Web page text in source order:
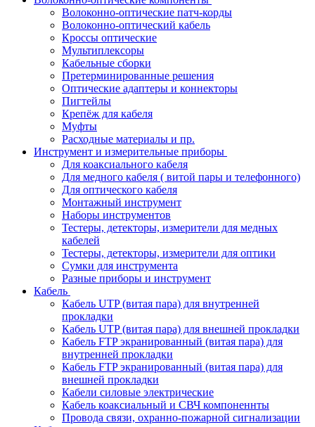
Волоконно-оптические патч-корды
Волоконно-оптический кабель
Кроссы оптические
Мультиплексоры
Кабельные сборки
Претерминированные решения
Оптические адаптеры и коннекторы
Пигтейлы
Крепёж для кабеля
Муфты
Расходные материалы и пр.
Инструмент и измерительные приборы
Для коаксиального кабеля
Для медного кабеля ( витой пары и телефонного)
Для оптического кабеля
Монтажный инструмент
Наборы инструментов
Тестеры, детекторы, измерители для медных
кабелей
Тестеры, детекторы, измерители для оптики
Сумки для инструмента
Разные приборы и инструмент
Кабель
Кабель UTP (витая пара) для внутренней
прокладки
Кабель UTP (витая пара) для внешней прокладки
Кабель FTP экранированный (витая пара) для
внутренней прокладки
Кабель FTP экранированный (витая пара) для
внешней прокладки
Кабели силовые электрические
Кабель коаксиальный и СВЧ компоненнты
Провода связи, охранно-пожарной сигнализации